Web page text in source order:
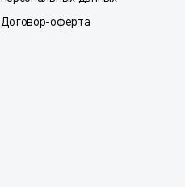
Договор-оферта